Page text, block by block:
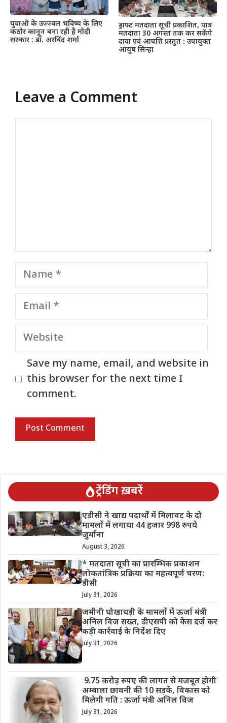
युवाओं के उज्ज्वल भविष्य के लिए
कठोर कानून बना रही है मोदी
सरकार : डॉ. अरविंद शर्मा
ड्राफ्ट मतदाता सूची प्रकाशित, पात्र
मतदाता 30 अगस्त तक कर सकेंगे
दावा एवं आपत्ति प्रस्तुत : उपायुक्त
आयुष सिन्हा
Leave a Comment
Name
Email
Website
Save my name, email, and website in
this browser for the next time I
comment.
ट्रेंडिंग ख़बरें
एडीसी ने खाद्य पदार्थों में मिलावट के दो
मामलों में लगाया 44 हजार 998 रुपये
जुर्माना
August 3, 2026
* मतदाता सूची का प्रारम्भिक प्रकाशन
लोकतांत्रिक प्रक्रिया का महत्वपूर्ण चरण:
डीसी
July 31, 2026
जमीनी धोखाधड़ी के मामलों में ऊर्जा मंत्री
अनिल विज सख्त, डीएसपी को केस दर्ज कर
कड़ी कार्रवाई के निर्देश दिए
July 31, 2026
9.75 करोड़ रुपए की लागत से मजबूत होगी
अम्बाला छावनी की 10 सड़कें, विकास को
मिलेगी गति : ऊर्जा मंत्री अनिल विज
July 31, 2026